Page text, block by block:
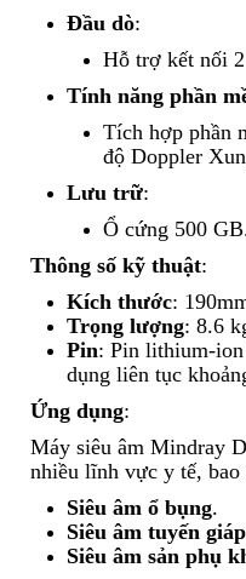
Đầu dò:
Hỗ trợ kết nối
Tính năng phần
Tích hợp phần
độ Doppler
Lưu trữ:
Ổ cứng 500
Thông số kỹ thuật:
Kích thước:
Trọng lượng: 8.6
Pin: Pin lithium-
dụng liên tục
Ứng dụng:
Máy siêu âm Mindray
nhiều lĩnh vực y tế, bao
Siêu âm ổ bụng.
Siêu âm tuyến giáp
Siêu âm sản phụ